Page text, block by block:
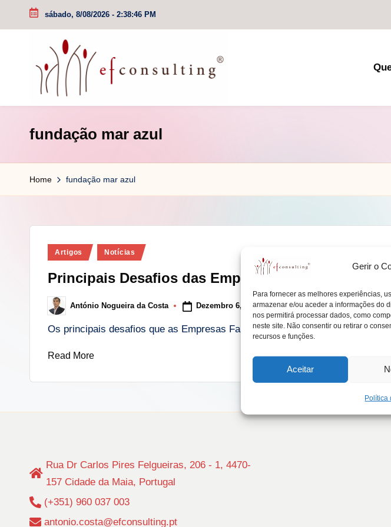
Gerir o
Para fornecer as melhores experiências,
armazenar e/ou aceder a informações do
nos permitirá processar dados, como
neste site. Não consentir ou retirar o
recursos e funções.
Aceitar
Política
Skip
sábado, 8/08/2026 - 2:38:46 PM
f
c
o
.
p
fundação mar azul
Home fundação mar azul
Posted
Artigos Notícias
Principais Desafios das Empresas Familiares a 10 e
Posted
by
António Nogueira da Costa Dezembro 6, 2019
Os principais desafios que as Empresas Familiares esperam enfrentar a 10
Read More
Rua Dr Carlos Pires Felgueiras, 206 - 1, 4470-
157 Cidade da Maia, Portugal
(+351) 960 037 003
antonio.costa@efconsulting.pt